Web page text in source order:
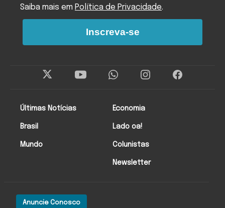
Anuncie Conosco
Últimas Notícias
Brasil
Mundo
Economia
Lado oa!
Colunistas
Newsletter
Saiba mais em Política de Privacidade.
Inscreva-se